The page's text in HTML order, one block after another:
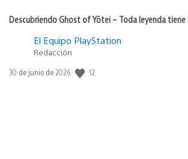
Descubriendo Ghost of Yōtei – Toda leyenda tiene
El Equipo PlayStation
Redacción
Fecha
30 de junio de 2026 12